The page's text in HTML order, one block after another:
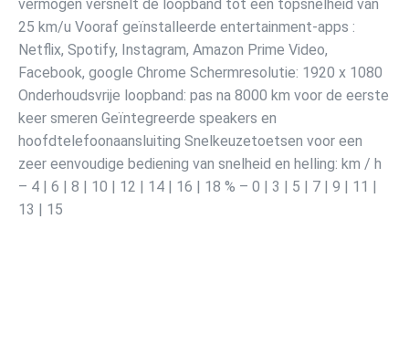
vermogen versnelt de loopband tot een topsnelheid van
25 km/u Vooraf geïnstalleerde entertainment-apps :
Netflix, Spotify, Instagram, Amazon Prime Video,
Facebook, google Chrome Schermresolutie: 1920 x 1080
Onderhoudsvrije loopband: pas na 8000 km voor de eerste
keer smeren Geïntegreerde speakers en
hoofdtelefoonaansluiting Snelkeuzetoetsen voor een
zeer eenvoudige bediening van snelheid en helling: km / h
– 4 | 6 | 8 | 10 | 12 | 14 | 16 | 18 % – 0 | 3 | 5 | 7 | 9 | 11 |
13 | 15